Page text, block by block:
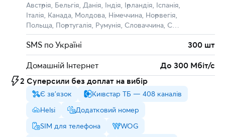
Австрія, Бельгія, Данія, Індія, Ірландія, Іспанія,
Італія, Канада, Молдова, Німеччина, Норвегія,
Польща, Португалія, Румунія, Словаччина, США,
Чехія, Франція, Швеція
SMS по Україні 300 шт
Домашній Інтернет
До 300 Мбіт/с
2 Cуперсили без доплат на вибір
Є зв'язок
Київстар ТБ — 408 каналів
Helsi
Додатковий номер
SIM для телефона
WOG